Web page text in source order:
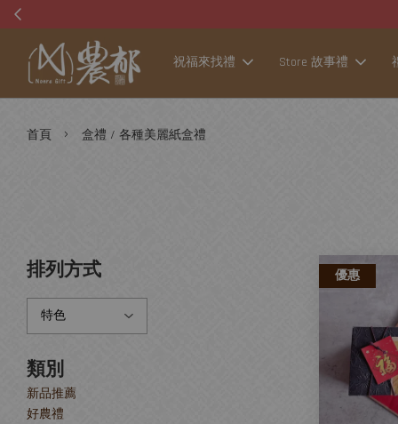
祝福來找禮 Store 故事禮
首頁 › 盒禮 / 各種美麗紙盒禮
排列方式
類別
新品推薦
好農禮
優惠